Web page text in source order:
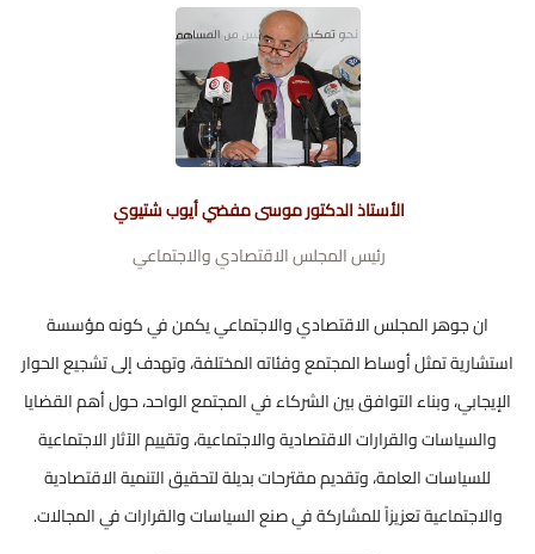
الأستاذ الدكتور موسى مفضي أيوب شتيوي
رئيس المجلس الاقتصادي والاجتماعي
ان جوهر المجلس الاقتصادي والاجتماعي يكمن في كونه مؤسسة
استشارية تمثل أوساط المجتمع وفئاته المختلفة، وتهدف إلى تشجيع الحوار
الإيجابي، وبناء التوافق بين الشركاء في المجتمع الواحد، حول أهم القضايا
والسياسات والقرارات الاقتصادية والاجتماعية، وتقييم الآثار الاجتماعية
للسياسات العامة، وتقديم مقترحات بديلة لتحقيق التنمية الاقتصادية
والاجتماعية تعزيزاً للمشاركة في صنع السياسات والقرارات في المجالات.